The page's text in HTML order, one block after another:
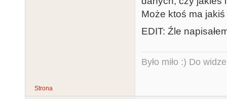
Może ktoś ma jakiś
EDIT: Źle
Było miło :) Do
Strona